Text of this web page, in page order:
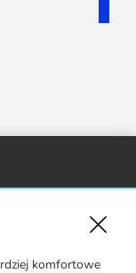
komfortowe